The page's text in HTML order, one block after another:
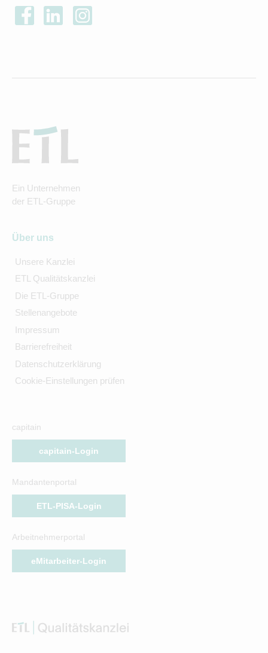
Ein Unternehmen
der ETL-Gruppe
Über uns
Unsere Kanzlei
ETL Qualitätskanzlei
Die ETL-Gruppe
Stellenangebote
Impressum
Barrierefreiheit
Datenschutzerklärung
Cookie-Einstellungen prüfen
capitain
capitain-Login
Mandantenportal
ETL-PISA-Login
Arbeitnehmerportal
eMitarbeiter-Login